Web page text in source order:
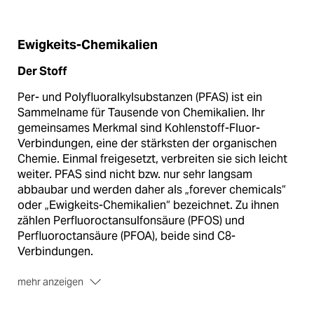
Ewigkeits-Chemikalien
Der Stoff
Per- und Polyfluoralkylsubstanzen (PFAS) ist ein
Sammelname für Tausende von Chemikalien. Ihr
gemeinsames Merkmal sind Kohlenstoff-Fluor-
Verbindungen, eine der stärksten der organischen
Chemie. Einmal freigesetzt, verbreiten sie sich leicht
weiter. PFAS sind nicht bzw. nur sehr langsam
abbaubar und werden daher als „forever chemicals“
oder „Ewigkeits-Chemikalien“ bezeichnet. Zu ihnen
zählen Perfluoroctan­sulfonsäure (PFOS) und
Perfluoroctansäure (PFOA), beide sind C8-
Verbindungen.
mehr anzeigen